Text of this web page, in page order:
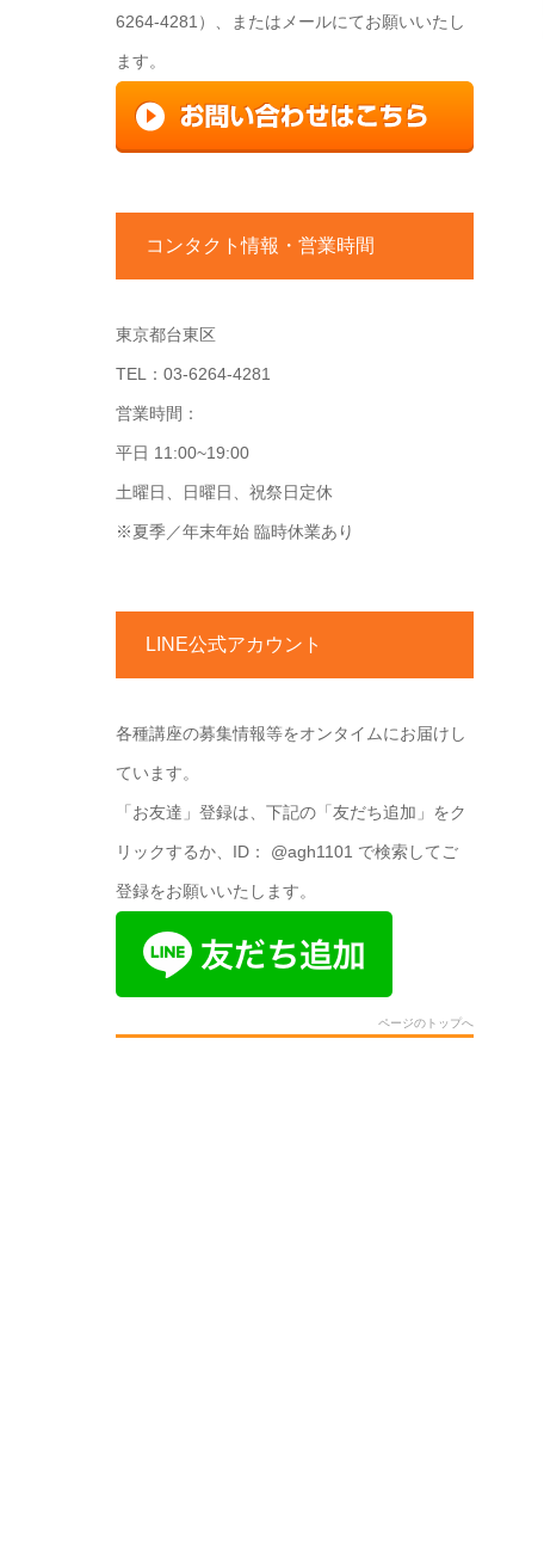
6264-4281）、またはメールにてお願いいたし
ます。
コンタクト情報・営業時間
東京都台東区
TEL：03-6264-4281
営業時間：
平日 11:00~19:00
土曜日、日曜日、祝祭日定休
※夏季／年末年始 臨時休業あり
LINE公式アカウント
各種講座の募集情報等をオンタイムにお届けし
ています。
「お友達」登録は、下記の「友だち追加」をク
リックするか、ID： @agh1101 で検索してご
登録をお願いいたします。
ページのトップへ